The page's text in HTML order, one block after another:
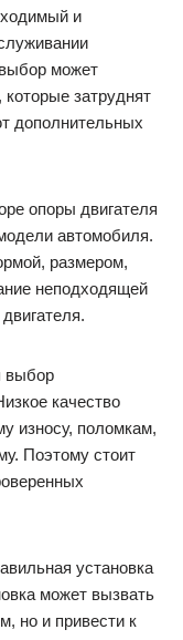
и
может
затруднят
дополнительных
опоры двигателя
автомобиля.
размером,
неподходящей
выбор
качество
износу, поломкам,
Поэтому стоит
установка
может вызвать
но и привести к